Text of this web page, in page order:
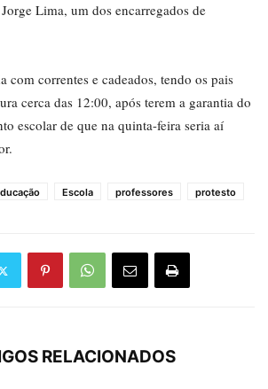
Lima, um dos encarregados de
com correntes e cadeados, tendo os pais
cerca das 12:00, após terem a garantia do
escolar de que na quinta-feira seria aí
Escola professores protesto
RELACIONADOS